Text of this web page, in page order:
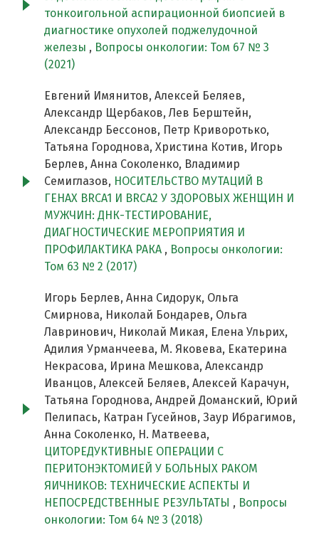
тонкоигольной аспирационной биопсией в
диагностике опухолей поджелудочной
железы , Вопросы онкологии: Том 67 № 3
(2021)
Евгений Имянитов, Алексей Беляев,
Александр Щербаков, Лев Берштейн,
Александр Бессонов, Петр Криворотько,
Татьяна Городнова, Христина Котив, Игорь
Берлев, Анна Соколенко, Владимир
Семиглазов, НОСИТЕЛЬСТВО МУТАЦИЙ В
ГЕНАХ BRCA1 И BRCA2 У ЗДОРОВЫХ ЖЕНЩИН И
МУЖЧИН: ДНК-ТЕСТИРОВАНИЕ,
ДИАГНОСТИЧЕСКИЕ МЕРОПРИЯТИЯ И
ПРОФИЛАКТИКА РАКА , Вопросы онкологии:
Том 63 № 2 (2017)
Игорь Берлев, Анна Сидорук, Ольга
Смирнова, Николай Бондарев, Ольга
Лавринович, Николай Микая, Елена Ульрих,
Адилия Урманчеева, М. Яковева, Екатерина
Некрасова, Ирина Мешкова, Александр
Иванцов, Алексей Беляев, Алексей Карачун,
Татьяна Городнова, Андрей Доманский, Юрий
Пелипась, Катран Гусейнов, Заур Ибрагимов,
Анна Соколенко, Н. Матвеева,
ЦИТОРЕДУКТИВНЫЕ ОПЕРАЦИИ С
ПЕРИТОНЭКТОМИЕЙ У БОЛЬНЫХ РАКОМ
ЯИЧНИКОВ: ТЕХНИЧЕСКИЕ АСПЕКТЫ И
НЕПОСРЕДСТВЕННЫЕ РЕЗУЛЬТАТЫ , Вопросы
онкологии: Том 64 № 3 (2018)